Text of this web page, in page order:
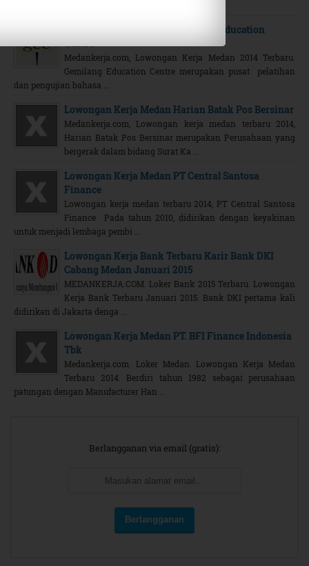
Lowongan Kerja Medan Gemilang Education
Centre
Medankerja.com, Lowongan Kerja Medan 2014 Terbaru.
Gemilang Education Centre merupakan pusat pelatihan
dan pengujian bahasa ...
Lowongan Kerja Medan Harian Batak Pos Bersinar
Medankerja.com, Lowongan kerja medan terbaru 2014,
Harian Batak Pos Bersinar merupakan Perusahaan yang
bergerak dalam bidang Surat Ka ...
Lowongan Kerja Medan PT Central Santosa
Finance
Lowongan kerja medan terbaru 2014, PT Central Santosa
Finance Pada tahun 2010, didirikan dengan keyakinan
untuk menjadi lembaga pembi ...
Lowongan Kerja Bank Terbaru Karir Bank DKI
Cabang Medan Januari 2015
MEDANKERJA.COM. Loker Bank 2015 Terbaru. Lowongan
Kerja Bank Terbaru Januari 2015. Bank DKI pertama kali
didirikan di Jakarta denga ...
Lowongan Kerja Medan PT. BFI Finance Indonesia
Tbk
Medankerja.com. Loker Medan. Lowongan Kerja Medan
Terbaru 2014. Berdiri tahun 1982 sebagai perusahaan
patungan dengan Manufacturer Han ...
Berlangganan via email (gratis):